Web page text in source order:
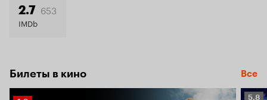
2.7 653
IMDb
Билеты в кино Все
5.8